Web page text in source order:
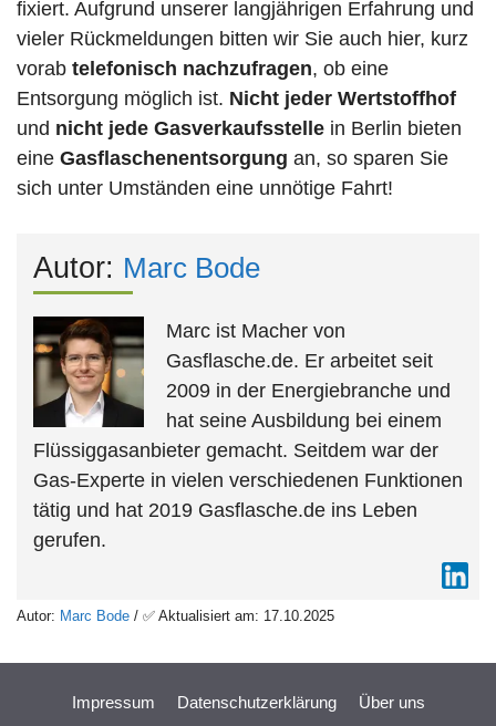
fixiert. Aufgrund unserer langjährigen Erfahrung und
vieler Rückmeldungen bitten wir Sie auch hier, kurz
vorab telefonisch nachzufragen, ob eine
Entsorgung möglich ist. Nicht jeder Wertstoffhof
und nicht jede Gasverkaufsstelle in Berlin bieten
eine Gasflaschenentsorgung an, so sparen Sie
sich unter Umständen eine unnötige Fahrt!
Autor: Marc Bode
Marc ist Macher von
Gasflasche.de. Er arbeitet seit
2009 in der Energiebranche und
hat seine Ausbildung bei einem
Flüssiggasanbieter gemacht. Seitdem war der
Gas-Experte in vielen verschiedenen Funktionen
tätig und hat 2019 Gasflasche.de ins Leben
gerufen.
Autor: Marc Bode / ✅ Aktualisiert am: 17.10.2025
Impressum Datenschutzerklärung Über uns